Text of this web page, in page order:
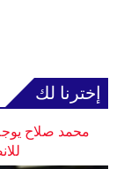
إخترنا لك
محمد صلاح